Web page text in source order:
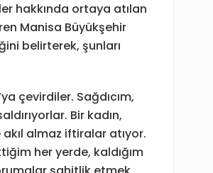
hakkında ortaya atılan
Manisa Büyükşehir
belirterek, şunları
çevirdiler. Sağdıcım,
Bir kadın,
almaz iftiralar atıyor.
her yerde, kaldığım